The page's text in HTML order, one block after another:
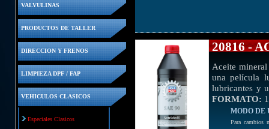
VALVULINAS
PRODUCTOS DE TALLER
DIRECCION Y FRENOS
LIMPIEZA DPF / FAP
VEHICULOS CLASICOS
Especiales Clasicos
20816 -
Aceite
una película
lubricantes y
FORMATO:
MODO DE
Para cambios